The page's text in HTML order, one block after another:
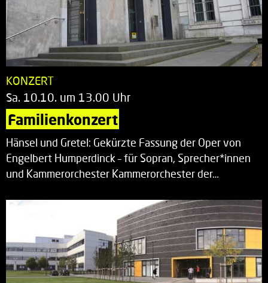
KONZERT
Sa. 10.10. um 13.00 Uhr
Familienkonzert
Hänsel und Gretel: Gekürzte Fassung der Oper von
Engelbert Humperdinck – für Sopran, Sprecher*innen
und Kammerorchester Kammerorchester der…